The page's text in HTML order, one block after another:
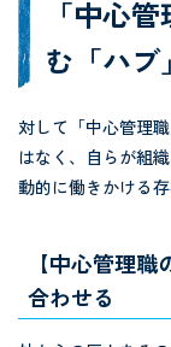
「中心
む「ハ
対して「中心管理
はなく、自らが組
動的に働きかける存
【中心管理
合わせる